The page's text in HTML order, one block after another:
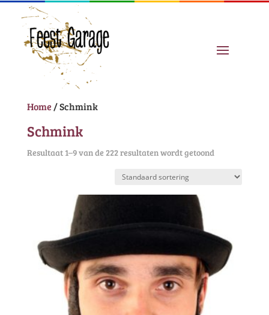
Home / Schmink
Schmink
Resultaat 1–9 van de 222 resultaten wordt getoond